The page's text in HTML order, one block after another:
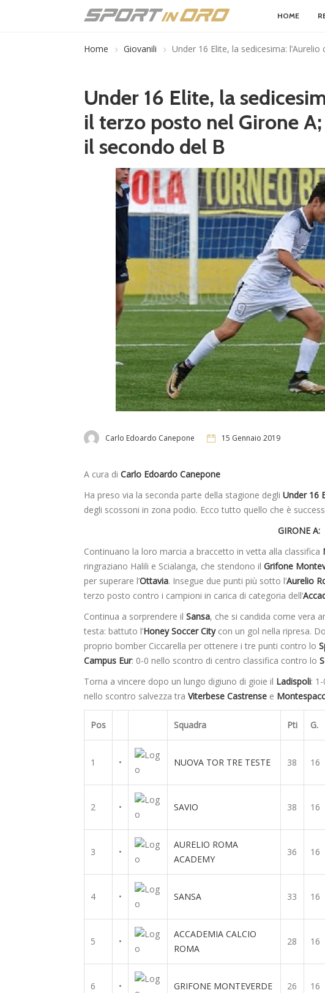
HOME
Home Giovanili Under 16 Elite, la sedicesima:
Under 16 Elite, la
il terzo posto nel Girone
il secondo del B
Carlo Edoardo Canepone 15 Gennaio 2019
A cura di Carlo Edoardo Canepone
Ha preso via la seconda parte della stagione degli Under 16
degli scossoni in zona podio. Ecco tutto quello che è
GIRONE A:
Continuano la loro marcia a braccetto in vetta alla classifica
ringraziano Halili e Scialanga, che stendono il Grifone
per superare l’Ottavia. Insegue due punti più sotto l’Aurelio
terzo posto contro i campioni in carica di categoria dell’
Continua a sorprendere il Sansa, che si candida come vera
testa: battuto l’Honey Soccer Citycon un gol nella ripresa.
proprio bomber Ciccarella per ottenere i tre punti contro lo
Campus Eur: 0-0 nello scontro di centro classifica contro lo
Torna a vincere dopo un lungo digiuno di gioie il Ladispoli:
nello scontro salvezza tra Viterbese Castrense e
Pos Squadra Pti G.
1 • NUOVA TOR TRE TESTE 38 16
2 • SAVIO 38 16
3 •
AURELIO ROMA
ACADEMY
36 16
4 • SANSA 33 16
5 •
ACCADEMIA CALCIO
ROMA
28 16
6 • GRIFONE MONTEVERDE 26 16